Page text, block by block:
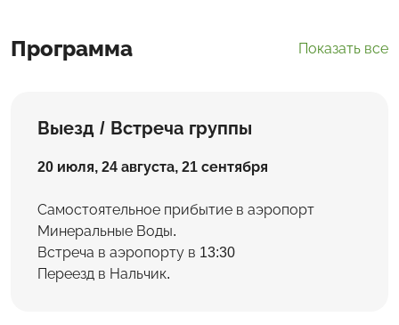
Программа Показать все
Выезд / Встреча группы
20 июля, 24 августа, 21 сентября
Самостоятельное прибытие в аэропорт
Минеральные Воды.
Встреча в аэропорту в 13:30
Переезд в Нальчик.